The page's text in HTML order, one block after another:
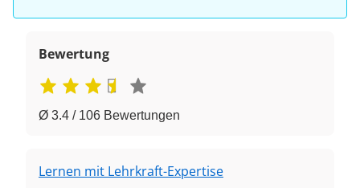
Bewertung
Ø 3.4 / 106 Bewertungen
Lernen mit Lehrkraft-Expertise